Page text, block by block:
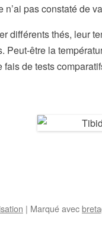
n’ai pas constaté de
différents thés, leur
Peut-être la
fais de tests
| Marqué avec